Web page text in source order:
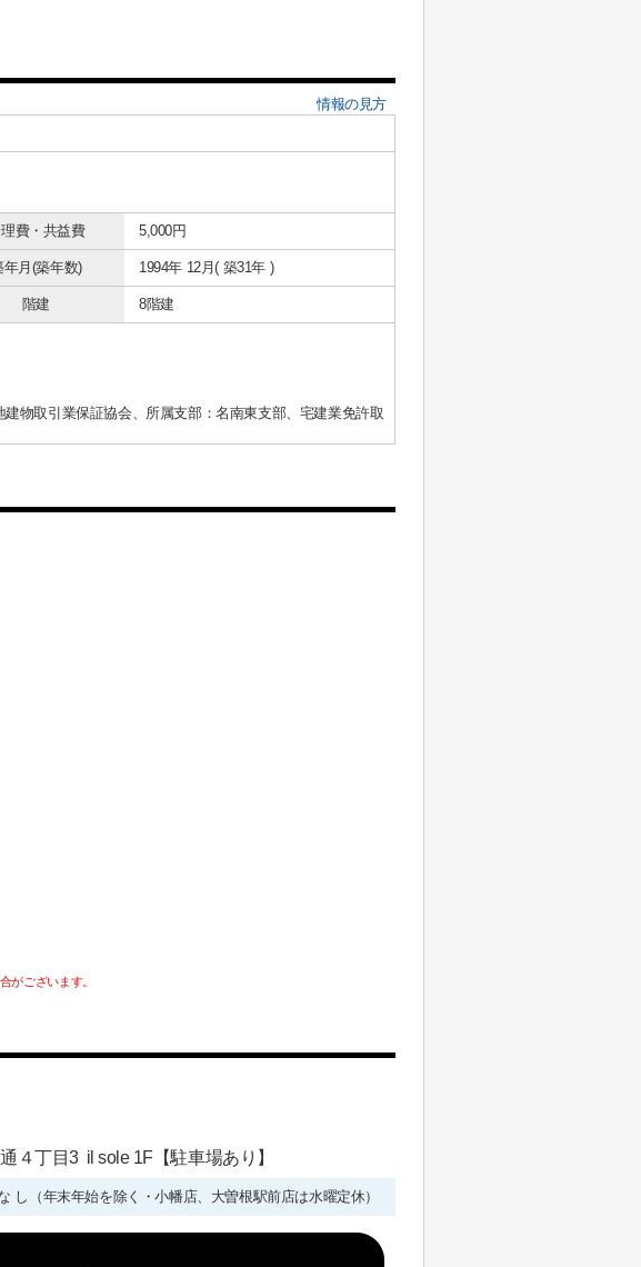
情報の見方
費・共益費 5,000円
年月(築年数) 1994年 12月( 築31年 )
階建 8階建
物取引業保証協会、所属支部：名南東支部、宅建業免許取
がございます。
４丁目3 il sole 1F【駐車場あり】
（年末年始を除く・小幡店、大曽根駅前店は水曜定休）